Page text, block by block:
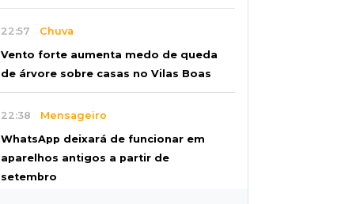
22:57 Chuva
Vento forte aumenta medo de queda
de árvore sobre casas no Vilas Boas
22:38 Mensageiro
WhatsApp deixará de funcionar em
aparelhos antigos a partir de
setembro